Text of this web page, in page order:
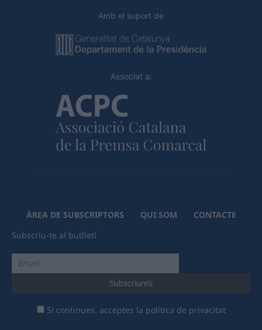
Amb el suport de
Associat a:
ÀREA DE SUBSCRIPTORS QUI SOM
CONTACTE
Subscriu-te al butlletí
Si continues, acceptes la política de privacitat